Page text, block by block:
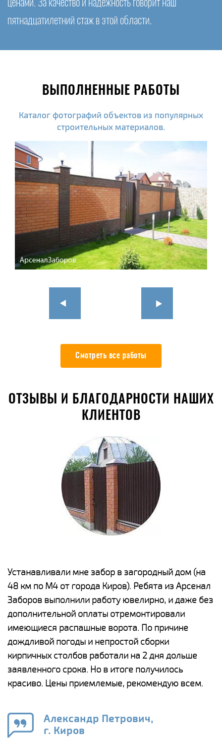
ценами. За качество и надежность говорит наш
пятнадцатилетний стаж в этой области.
ВЫПОЛНЕННЫЕ РАБОТЫ
Каталог фотографий объектов из популярных
строительных материалов.
Смотреть все работы
ОТЗЫВЫ И БЛАГОДАРНОСТИ НАШИХ
КЛИЕНТОВ
Устанавливали мне забор в загородный дом (на
48 км по М4 от города Киров). Ребята из Арсенал
Заборов выполнили работу ювелирно, и даже без
дополнительной оплаты отремонтировали
имеющиеся распашные ворота. По причине
дождливой погоды и непростой сборки
кирпичных столбов работали на 2 дня дольше
заявленного срока. Но в итоге получилось
красиво. Цены приемлемые, рекомендую всем.
Александр Петрович,
г. Киров